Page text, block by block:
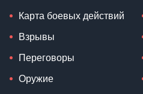
Карта боевых действий
Взрывы
Переговоры
Оружие